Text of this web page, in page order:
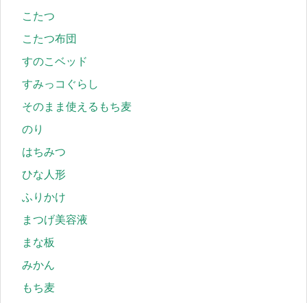
こたつ
こたつ布団
すのこベッド
すみっコぐらし
そのまま使えるもち麦
のり
はちみつ
ひな人形
ふりかけ
まつげ美容液
まな板
みかん
もち麦